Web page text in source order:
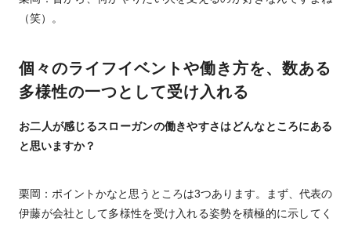
（笑）。
個々のライフイベントや働き方を、数ある
多様性の一つとして受け入れる
お二人が感じるスローガンの働きやすさはどんなところにある
と思いますか？
栗岡：ポイントかなと思うところは3つあります。まず、代表の
伊藤が会社として多様性を受け入れる姿勢を積極的に示してく